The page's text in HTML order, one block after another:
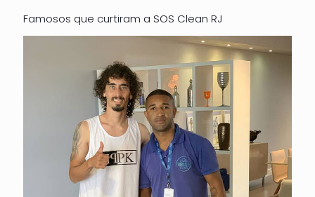
Famosos que curtiram a SOS Clean RJ